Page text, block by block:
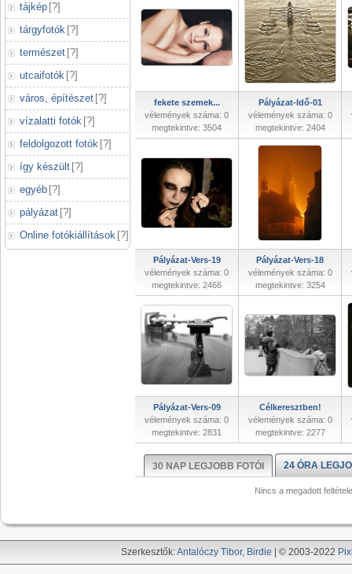
tájkép [?]
tárgyfotók [?]
természet [?]
utcaifotók [?]
város, építészet [?]
vízalatti fotók [?]
feldolgozott fotók [?]
így készült [?]
egyéb [?]
pályázat [?]
Online fotókiállítások [?]
fekete szemek...
vélemények száma: 0
megtekintve: 3504
Pályázat-Idő-01
vélemények száma: 0
megtekintve: 2404
Pályázat-Vers-19
vélemények száma: 0
megtekintve: 2466
Pályázat-Vers-18
vélemények száma: 0
megtekintve: 3254
Pályázat-Vers-09
vélemények száma: 0
megtekintve: 2831
Célkeresztben!
vélemények száma: 0
megtekintve: 2277
30 NAP LEGJOBB FOTÓI 24 ÓRA
Nincs a megadott
Szerkesztők:Antalóczy Tibor, Birdie | © 2003-2022